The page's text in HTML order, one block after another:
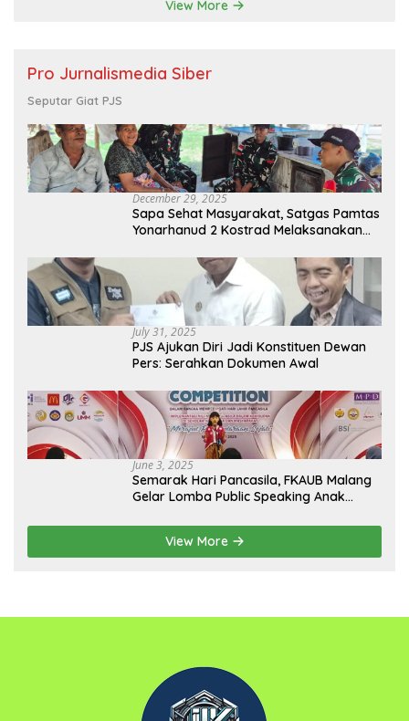
View More
Pro Jurnalismedia Siber
Seputar Giat PJS
December 29, 2025
Sapa Sehat Masyarakat, Satgas Pamtas
Yonarhanud 2 Kostrad Melaksanakan
July 31, 2025
PJS Ajukan Diri Jadi Konstituen Dewan
Pers: Serahkan Dokumen Awal
June 3, 2025
Semarak Hari Pancasila, FKAUB Malang
Gelar Lomba Public Speaking Anak
Pancasila
View More